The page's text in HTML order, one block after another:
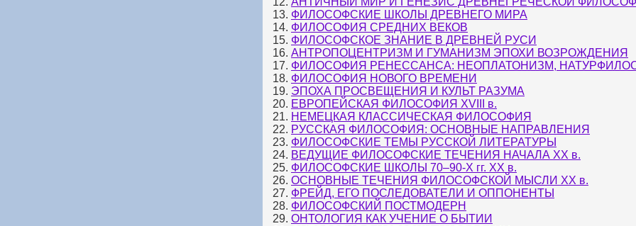
13. ФИЛОСОФСКИЕ ШКОЛЫ ДРЕВНЕГО МИРА
14. ФИЛОСОФИЯ СРЕДНИХ ВЕКОВ
15. ФИЛОСОФСКОЕ ЗНАНИЕ В ДРЕВНЕЙ РУСИ
16. АНТРОПОЦЕНТРИЗМ И ГУМАНИЗМ ЭПОХИ ВОЗРОЖДЕНИЯ
17. ФИЛОСОФИЯ РЕНЕССАНСА: НЕОПЛАТОНИЗМ,
18. ФИЛОСОФИЯ НОВОГО ВРЕМЕНИ
19. ЭПОХА ПРОСВЕЩЕНИЯ И КУЛЬТ РАЗУМА
20. ЕВРОПЕЙСКАЯ ФИЛОСОФИЯ XVIII в.
21. НЕМЕЦКАЯ КЛАССИЧЕСКАЯ ФИЛОСОФИЯ
22. РУССКАЯ ФИЛОСОФИЯ: ОСНОВНЫЕ НАПРАВЛЕНИЯ
23. ФИЛОСОФСКИЕ ТЕМЫ РУССКОЙ ЛИТЕРАТУРЫ
24. ВЕДУЩИЕ ФИЛОСОФСКИЕ ТЕЧЕНИЯ НАЧАЛА ХХ в.
25. ФИЛОСОФСКИЕ ШКОЛЫ 70–90-Х гг. ХХ в.
26. ОСНОВНЫЕ ТЕЧЕНИЯ ФИЛОСОФСКОЙ МЫСЛИ XX в.
27. ФРЕЙД, ЕГО ПОСЛЕДОВАТЕЛИ И ОППОНЕНТЫ
28. ФИЛОСОФСКИЙ ПОСТМОДЕРН
29. ОНТОЛОГИЯ КАК УЧЕНИЕ О БЫТИИ